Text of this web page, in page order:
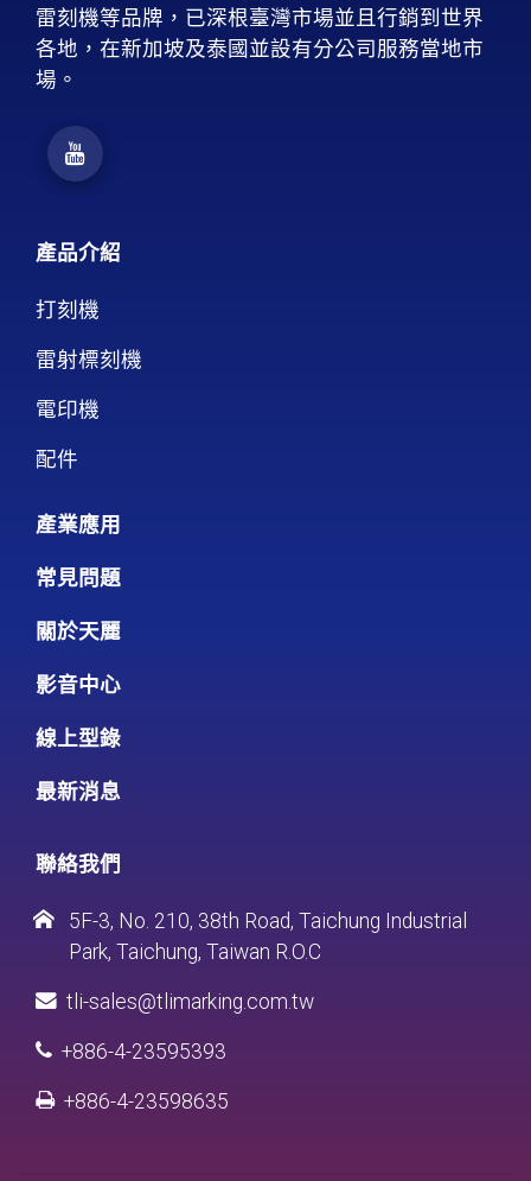
雷刻機等品牌，已深根臺灣市場並且行銷到世界
各地，在新加坡及泰國並設有分公司服務當地市
場。
產品介紹
打刻機
雷射標刻機
電印機
配件
產業應用
常見問題
關於天麗
影音中心
線上型錄
最新消息
聯絡我們
5F-3, No. 210, 38th Road, Taichung Industrial
Park, Taichung, Taiwan R.O.C
tli-sales@tlimarking.com.tw
+886-4-23595393
+886-4-23598635